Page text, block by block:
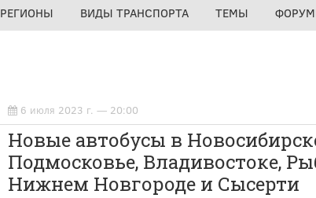
РЕГИОНЫ ВИДЫ ТРАНСПОРТА ТЕМЫ
6 июля 2023 г. — 20:00
Новые автобусы в
Подмосковье, Владивостоке,
Нижнем Новгороде и Сысерти